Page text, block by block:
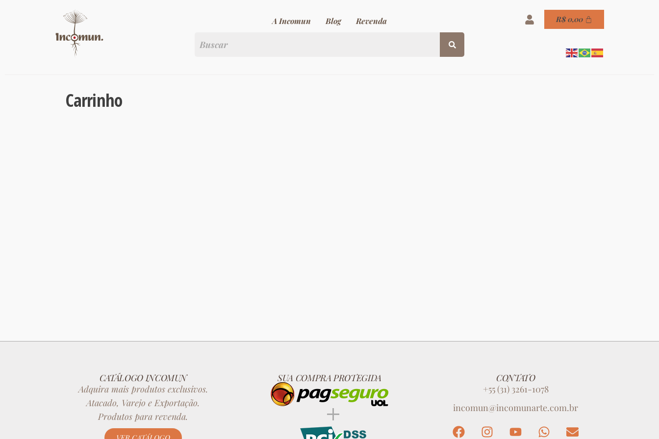
A Incomun Blog Revenda R$0,00
Carrinho
CATÁLOGO INCOMUN
Adquira mais produtos exclusivos.
Atacado, Varejo e Exportação.
Produtos para revenda.
SUA COMPRA PROTEGIDA
CONTATO
+55 (31) 3261-1078
incomun@incomunarte.com.br